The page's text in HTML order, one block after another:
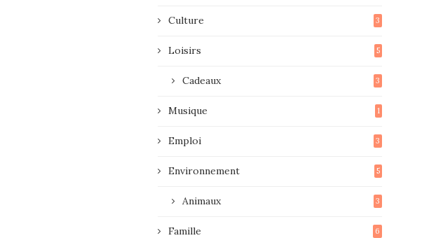
Culture 3
Loisirs 5
Cadeaux 3
Musique 1
Emploi 3
Environnement 5
Animaux 3
Famille 6